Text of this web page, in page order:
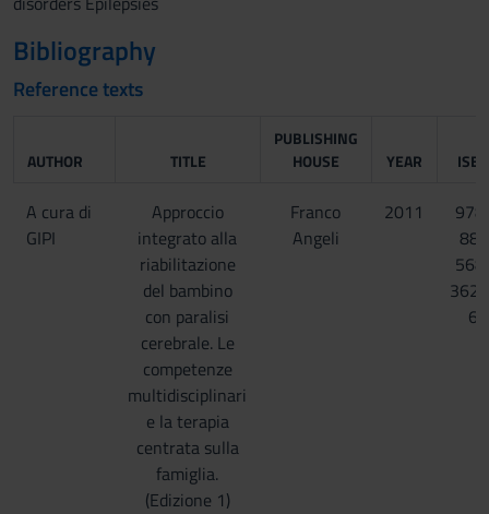
Bibliography
Reference texts
AUTHOR TITLE
PUBLISHING
HOUSE
YEAR
A cura di
GIPI
Approccio
integrato alla
riabilitazione
del bambino
con paralisi
cerebrale. Le
competenze
multidisciplinari
e la terapia
centrata sulla
famiglia.
(Edizione 1)
Franco
Angeli
2011
88-
6